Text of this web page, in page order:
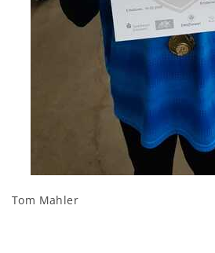
Tom Mahler